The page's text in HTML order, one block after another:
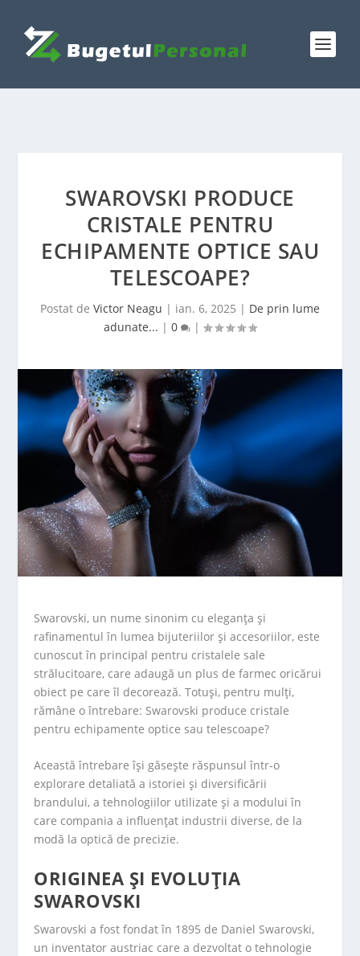
SWAROVSKI PRODUCE
CRISTALE PENTRU
ECHIPAMENTE OPTICE SAU
TELESCOAPE?
Postat de Victor Neagu | ian. 6, 2025 | De prin lume
adunate... | 0 |
Swarovski, un nume sinonim cu eleganța și
rafinamentul în lumea bijuteriilor și accesoriilor, este
cunoscut în principal pentru cristalele sale
strălucitoare, care adaugă un plus de farmec oricărui
obiect pe care îl decorează. Totuși, pentru mulți,
rămâne o întrebare: Swarovski produce cristale
pentru echipamente optice sau telescoape?
Această întrebare își găsește răspunsul într-o
explorare detaliată a istoriei și diversificării
brandului, a tehnologiilor utilizate și a modului în
care compania a influențat industrii diverse, de la
modă la optică de precizie.
ORIGINEA ȘI EVOLUȚIA
SWAROVSKI
Swarovski a fost fondat în 1895 de Daniel Swarovski,
un inventator austriac care a dezvoltat o tehnologie